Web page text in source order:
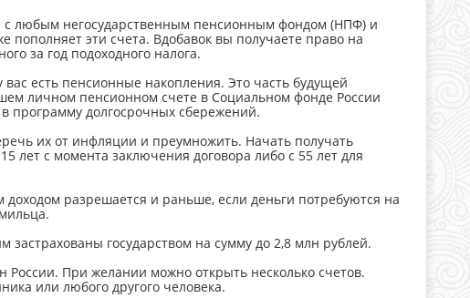
с любым негосударственным пенсионным фондом (НПФ) и
пополняет эти счета. Вдобавок вы получаете право на
за год подоходного налога.
есть пенсионные накопления. Это часть будущей
личном пенсионном счете в Социальном фонде России
программу долгосрочных сбережений.
их от инфляции и преумножить. Начать получать
с момента заключения договора либо с 55 лет для
разрешается и раньше, если деньги потребуются на
государством на сумму до 2,8 млн рублей.
При желании можно открыть несколько счетов.
или любого другого человека.